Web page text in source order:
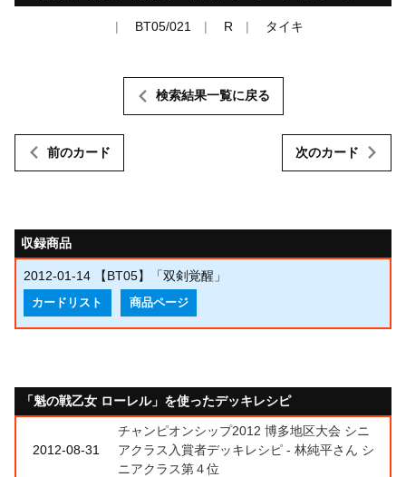
BT05/021 R タイキ
前のカード
検索結果一覧に戻る
次のカード
収録商品
2012-01-14 【BT05】「双剣覚醒」
カードリスト 商品ページ
「魁の戦乙女 ローレル」を使ったデッキレシピ
2012-08-31
チャンピオンシップ2012 博多地区大会 シニ
アクラス入賞者デッキレシピ - 林純平さん シ
ニアクラス第４位